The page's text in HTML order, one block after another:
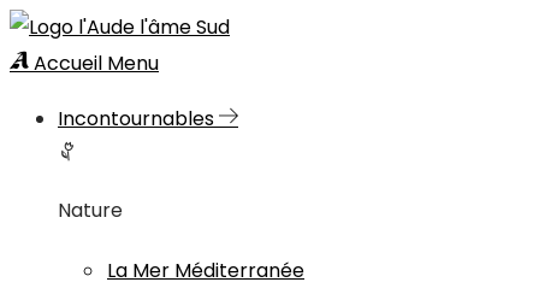
Accueil Menu
Incontournables
Nature
La Mer Méditerranée